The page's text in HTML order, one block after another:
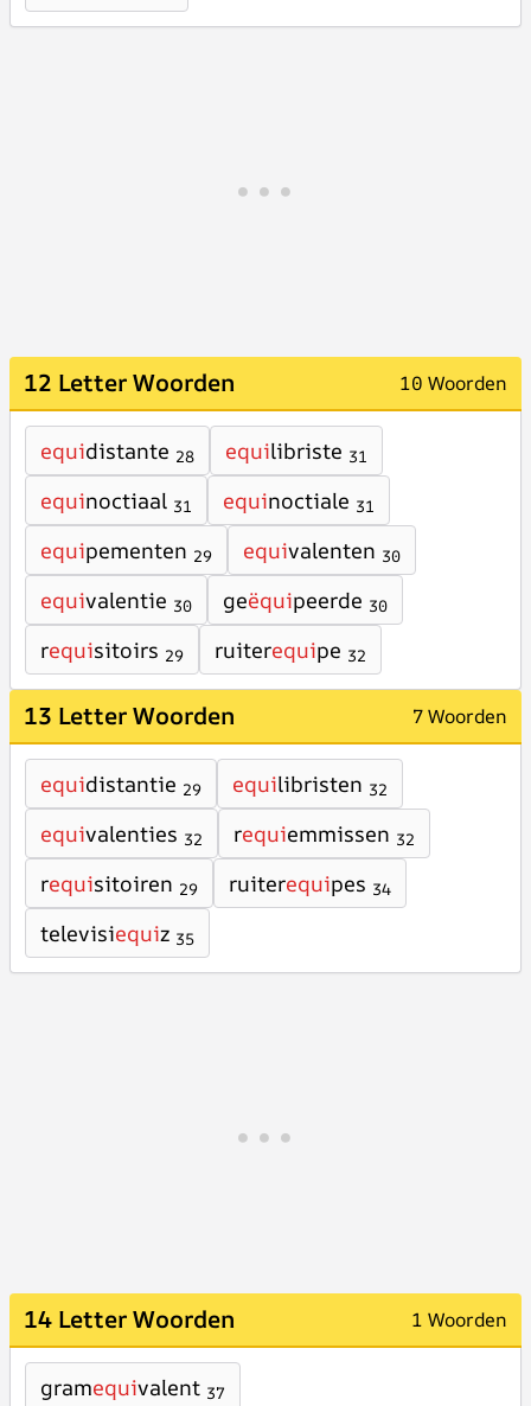
12 Letter Woorden 10 Woorden
equidistante 28 equilibriste 31
equinoctiaal 31 equinoctiale 31
equipementen 29 equivalenten 30
equivalentie 30 geëquipeerde 30
requisitoirs 29 ruiterequipe 32
13 Letter Woorden 7 Woorden
equidistantie 29 equilibristen 32
equivalenties 32 requiemmissen 32
requisitoiren 29 ruiterequipes 34
televisiequiz 35
14 Letter Woorden 1 Woorden
gramequivalent 37